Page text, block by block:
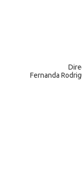
Fernanda